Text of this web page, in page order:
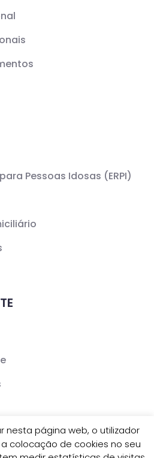
Pessoas Idosas (ERPI)
Todos os Direitos Reservados
nesta página web, o utilizador
colocação de cookies no seu